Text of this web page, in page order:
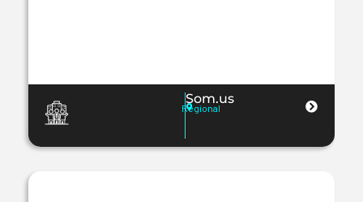
Som.us
Regional